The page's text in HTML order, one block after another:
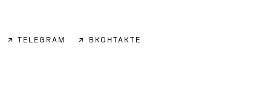
↗ TELEGRAM ↗ ВКОНТАКТЕ